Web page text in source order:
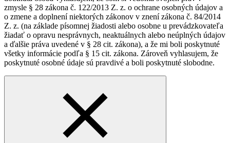
zmysle § 28 zákona č. 122/2013 Z. z. o ochrane osobných údajov a
o zmene a doplnení niektorých zákonov v znení zákona č. 84/2014
Z. z. (na základe písomnej žiadosti alebo osobne u prevádzkovateľa
žiadať o opravu nesprávnych, neaktuálnych alebo neúplných údajov
a ďalšie práva uvedené v § 28 cit. zákona), a že mi boli poskytnuté
všetky informácie podľa § 15 cit. zákona. Zároveň vyhlasujem, že
poskytnuté osobné údaje sú pravdivé a boli poskytnuté slobodne.